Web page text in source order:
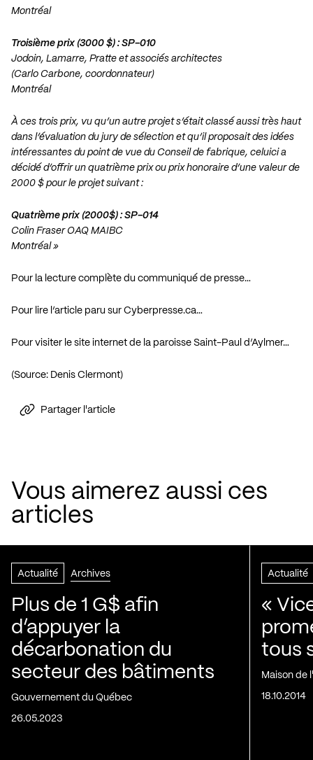
Montréal
Troisième prix (3000 $) : SP-010
Jodoin, Lamarre, Pratte et associés architectes
(Carlo Carbone, coordonnateur)
Montréal
À ces trois prix, vu qu’un autre projet s’était classé aussi très haut
dans l’évaluation du jury de sélection et qu’il proposait des idées
intéressantes du point de vue du Conseil de fabrique, celuici a
décidé d’offrir un quatrième prix ou prix honoraire d’une valeur de
2000 $ pour le projet suivant :
Quatrième prix (2000$) : SP-014
Colin Fraser OAQ MAIBC
Montréal »
Pour la lecture complète du communiqué de presse…
Pour lire l’article paru sur Cyberpresse.ca…
Pour visiter le site internet de la paroisse Saint-Paul d’Aylmer…
(Source: Denis Clermont)
Partager l'article
Vous aimerez aussi ces
articles
Actualité Archives
Plus de 1 G$ afin
d’appuyer la
décarbonation du
secteur des bâtiments
Gouvernement du Québec
26.05.2023
Actualité
«
tous
Maison de
18.10.2014